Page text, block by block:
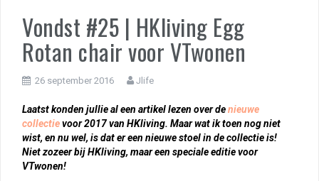
Vondst #25 | HKliving Egg
Rotan chair voor VTwonen
26 september 2016 Jlife
Laatst konden jullie al een artikel lezen over denieuwe
collectievoor 2017 van HKliving. Maar wat ik toen nog niet
wist, en nu wel, is dat er een nieuwe stoel in de collectie is!
Niet zozeer bij HKliving, maar een speciale editie voor
VTwonen!